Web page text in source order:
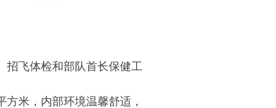
招飞体检和部队首长保健工
米，内部环境温馨舒适，